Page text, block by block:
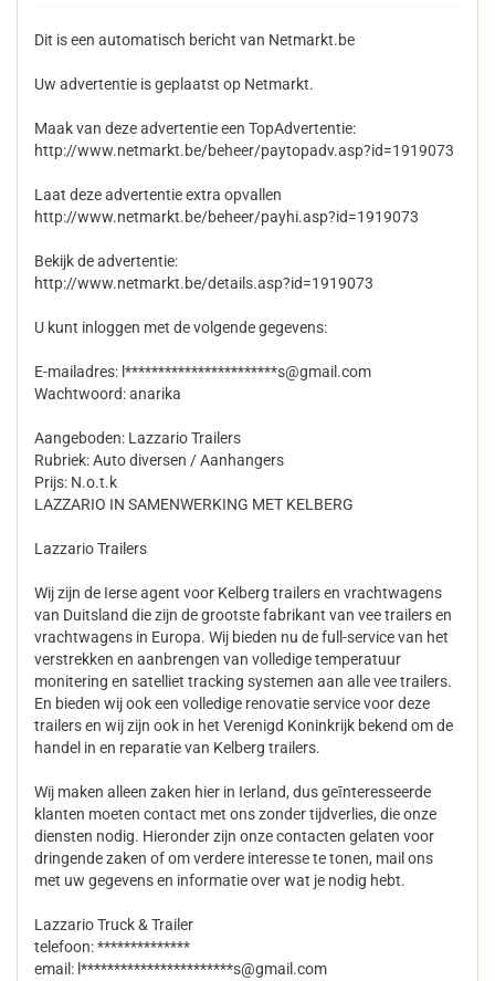
Dit is een automatisch bericht van Netmarkt.be
Uw advertentie is geplaatst op Netmarkt.
Maak van deze advertentie een TopAdvertentie:
http://www.netmarkt.be/beheer/paytopadv.asp?id=1919073
Laat deze advertentie extra opvallen
http://www.netmarkt.be/beheer/payhi.asp?id=1919073
Bekijk de advertentie:
http://www.netmarkt.be/details.asp?id=1919073
U kunt inloggen met de volgende gegevens:
E-mailadres: l***********************s@gmail.com
Wachtwoord: anarika
Aangeboden: Lazzario Trailers
Rubriek: Auto diversen / Aanhangers
Prijs: N.o.t.k
LAZZARIO IN SAMENWERKING MET KELBERG
Lazzario Trailers
Wij zijn de Ierse agent voor Kelberg trailers en vrachtwagens
van Duitsland die zijn de grootste fabrikant van vee trailers en
vrachtwagens in Europa. Wij bieden nu de full-service van het
verstrekken en aanbrengen van volledige temperatuur
monitering en satelliet tracking systemen aan alle vee trailers.
En bieden wij ook een volledige renovatie service voor deze
trailers en wij zijn ook in het Verenigd Koninkrijk bekend om de
handel in en reparatie van Kelberg trailers.
Wij maken alleen zaken hier in Ierland, dus geīnteresseerde
klanten moeten contact met ons zonder tijdverlies, die onze
diensten nodig. Hieronder zijn onze contacten gelaten voor
dringende zaken of om verdere interesse te tonen, mail ons
met uw gegevens en informatie over wat je nodig hebt.
Lazzario Truck & Trailer
telefoon: **************
email: l***********************s@gmail.com